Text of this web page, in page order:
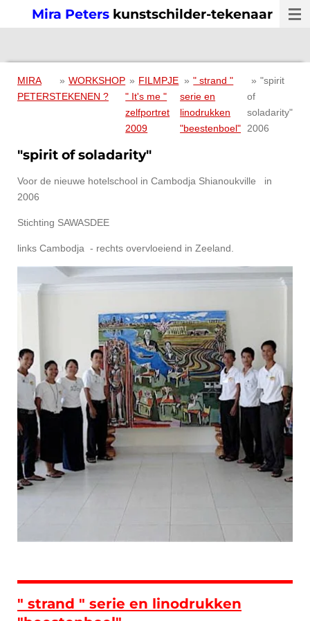
direct
de
hoofdinhoud
Mira Peters kunstschilder-tekenaar
MIRA
PETERS
» WORKSHOP
TEKENEN ?
» FILMPJE
" It's me "
zelfportret
2009
» " strand "
serie en
linodrukken
"beestenboel"
» "spirit
of
soladarity"
2006
"spirit of soladarity"
Voor de nieuwe hotelschool in Cambodja Shianoukville in
2006
Stichting SAWASDEE
links Cambodja - rechts overvloeiend in Zeeland.
" strand " serie en linodrukken